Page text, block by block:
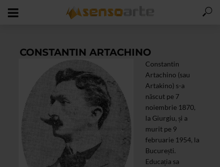
CONSTANTIN ARTACHINO
Constantin
Artachino (sau
Artakino) s-a
născut pe 7
noiembrie 1870,
la Giurgiu, și a
murit pe 9
februarie 1954, la
București.
Educația sa